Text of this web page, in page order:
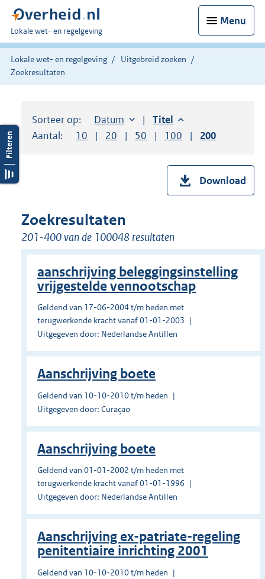
Menu
U
bent
hier:
Lokale wet- en regelgeving
Lokale wet- en regelgeving
Uitgebreid zoeken
Zoekresultaten
Sorteer op: Sorteer op:
Datum aflopendSorteer op:
Titel aflopend
Aantal:
Toon
10 resultaten per pagina
Toon
20 resultaten per pagina
Toon
50 resultaten per pagina
Toon
100 resultaten per
Toon
200
Download
Zoekresultaten
201-400 van de 100048 resultaten
aanschrijving beleggingsinstelling
vrijgestelde vennootschap
Geldend van 17-06-2004 t/m heden met
terugwerkende kracht vanaf 01-01-2003
Uitgegeven door: Nederlandse Antillen
Aanschrijving boete
Geldend van 10-10-2010 t/m heden
Uitgegeven door: Curaçao
Aanschrijving boete
Geldend van 01-01-2002 t/m heden met
terugwerkende kracht vanaf 01-01-1996
Uitgegeven door: Nederlandse Antillen
Aanschrijving ex-patriate-regeling
penitentiaire inrichting 2001
Geldend van 10-10-2010 t/m heden